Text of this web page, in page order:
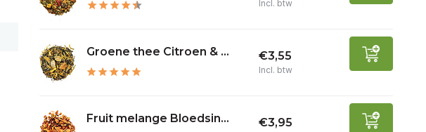
Incl. btw
Groene thee Citroen & ... €3,55
Incl. btw
Fruit melange Bloedsin... €3,95